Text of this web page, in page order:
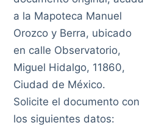
a la Mapoteca Manuel
Orozco y Berra, ubicado
en calle Observatorio,
Miguel Hidalgo, 11860,
Ciudad de México.
Solicite el documento con
los siguientes datos: